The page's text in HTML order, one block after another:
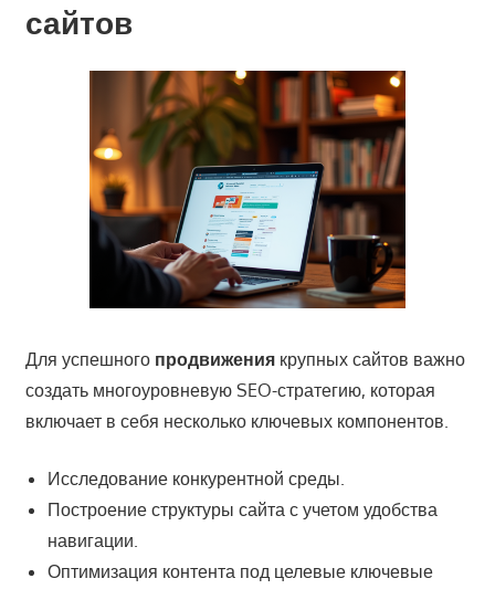
сайтов
Для успешного продвижениякрупных сайтов важно
создать многоуровневую SEO-стратегию, которая
включает в себя несколько ключевых компонентов.
Исследование конкурентной среды.
Построение структуры сайта с учетом удобства
навигации.
Оптимизация контента под целевые ключевые